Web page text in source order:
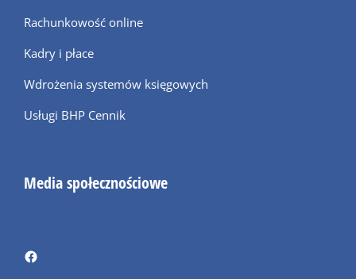
Rachunkowość online
Kadry i płace
Wdrożenia systemów księgowych
Usługi BHP Cennik
Media społecznościowe